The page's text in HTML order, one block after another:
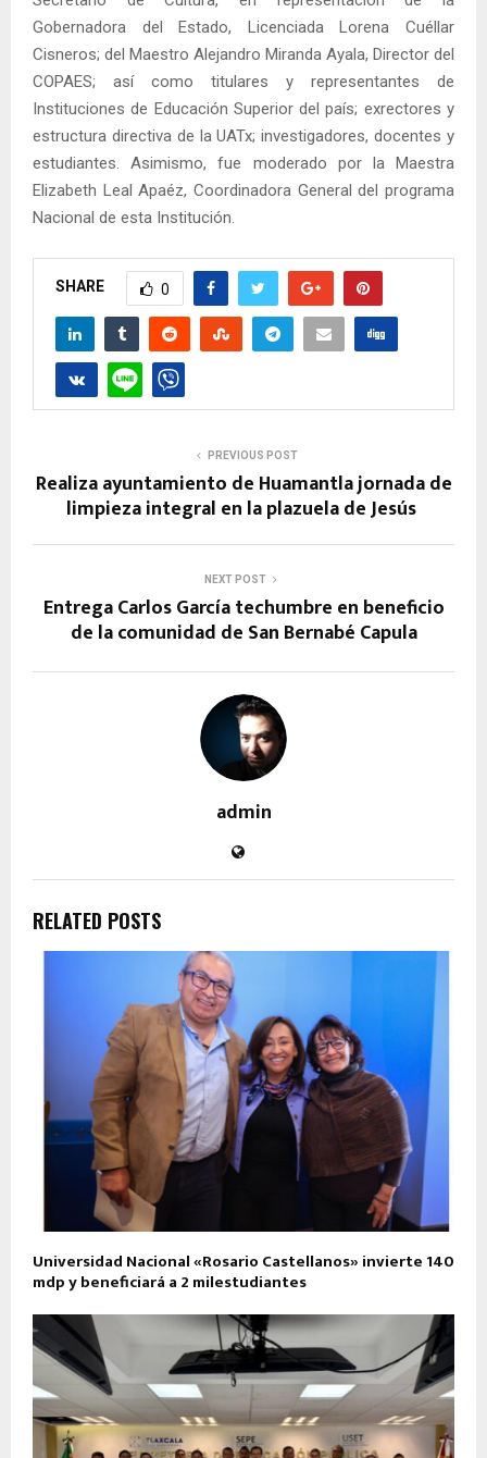
Gobernadora del Estado, Licenciada Lorena Cuéllar
Cisneros; del Maestro Alejandro Miranda Ayala, Director del
COPAES; así como titulares y representantes de
Instituciones de Educación Superior del país; exrectores y
estructura directiva de la UATx; investigadores, docentes y
estudiantes. Asimismo, fue moderado por la Maestra
Elizabeth Leal Apaéz, Coordinadora General del programa
Nacional de esta Institución.
SHARE 0
PREVIOUS POST
Realiza ayuntamiento de Huamantla jornada de
limpieza integral en la plazuela de Jesús
NEXT POST
Entrega Carlos García techumbre en beneficio
de la comunidad de San Bernabé Capula
admin
RELATED POSTS
Universidad Nacional «Rosario Castellanos» invierte 140
mdp y beneficiará a 2 milestudiantes